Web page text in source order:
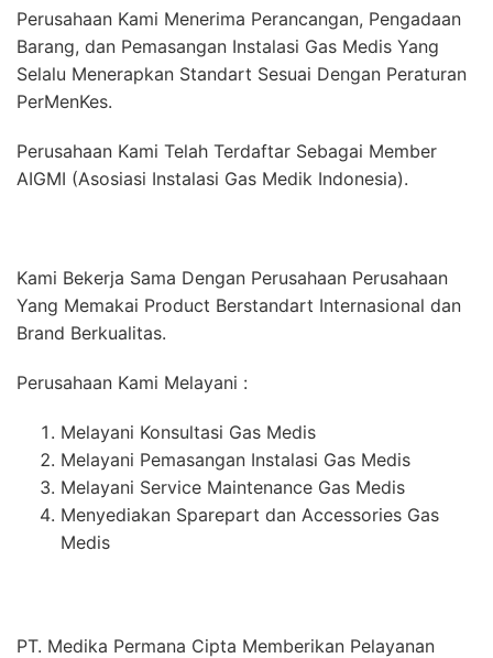
Perusahaan Kami Menerima Perancangan, Pengadaan
Barang, dan Pemasangan Instalasi Gas Medis Yang
Selalu Menerapkan Standart Sesuai Dengan Peraturan
PerMenKes.
Perusahaan Kami Telah Terdaftar Sebagai Member
AIGMI (Asosiasi Instalasi Gas Medik Indonesia).
Kami Bekerja Sama Dengan Perusahaan Perusahaan
Yang Memakai Product Berstandart Internasional dan
Brand Berkualitas.
Perusahaan Kami Melayani :
Melayani Konsultasi Gas Medis
Melayani Pemasangan Instalasi Gas Medis
Melayani Service Maintenance Gas Medis
Menyediakan Sparepart dan Accessories Gas
Medis
PT. Medika Permana Cipta Memberikan Pelayanan